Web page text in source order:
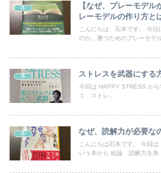
本
【なぜ、プレーモデ
レーモデルの作り方と
こんにちは、石本です。 今
のか。勝つためのプレーモデル
本 ストレスを武器にする
今回は HAPPY STRESS か
１．ストレ...
本 なぜ、読解力が必要な
こんにちは石本です。 今回
いう本から 結論 読解力を身...